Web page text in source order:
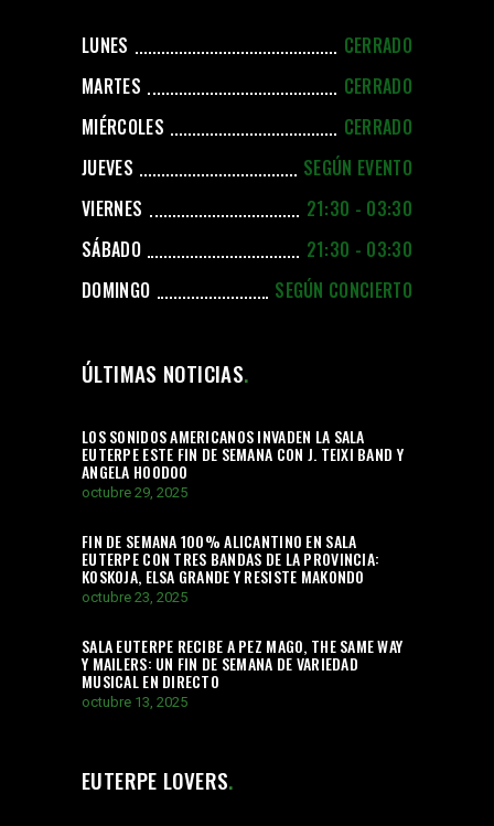
LUNES
CERRADO
MARTES
CERRADO
MIÉRCOLES
CERRADO
JUEVES
SEGÚN EVENTO
VIERNES
21:30 - 03:30
SÁBADO
21:30 - 03:30
DOMINGO
SEGÚN CONCIERTO
ÚLTIMAS NOTICIAS
LOS SONIDOS AMERICANOS INVADEN LA SALA
EUTERPE ESTE FIN DE SEMANA CON J. TEIXI BAND Y
ANGELA HOODOO
octubre 29, 2025
FIN DE SEMANA 100% ALICANTINO EN SALA
EUTERPE CON TRES BANDAS DE LA PROVINCIA:
KOSKOJA, ELSA GRANDE Y RESISTE MAKONDO
octubre 23, 2025
SALA EUTERPE RECIBE A PEZ MAGO, THE SAME WAY
Y MAILERS: UN FIN DE SEMANA DE VARIEDAD
MUSICAL EN DIRECTO
octubre 13, 2025
EUTERPE LOVERS